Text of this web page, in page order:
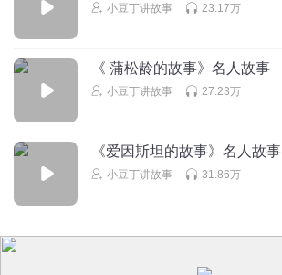
小豆丁讲故事 23.17万
《 蒲松龄的故事》名人故事
小豆丁讲故事 27.23万
《爱因斯坦的故事》名人故事
小豆丁讲故事 31.86万